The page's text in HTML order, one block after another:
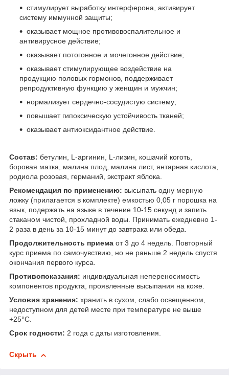
стимулирует выработку интерферона, активирует
систему иммунной защиты;
оказывает мощное противовоспалительное и
антивирусное действие;
оказывает потогонное и мочегонное действие;
оказывает стимулирующее воздействие на
продукцию половых гормонов, поддерживает
репродуктивную функцию у женщин и мужчин;
нормализует сердечно-сосудистую систему;
повышает гипоксическую устойчивость тканей;
оказывает антиоксидантное действие.
Состав: бетулин, L-аргинин, L-лизин, кошачий коготь,
боровая матка, малина плод, малина лист, янтарная кислота,
родиола розовая, германий, экстракт яблока.
Рекомендация по применению: высыпать одну мерную
ложку (прилагается в комплекте) емкостью 0,05 г порошка на
язык, подержать на языке в течение 10-15 секунд и запить
стаканом чистой, прохладной воды. Принимать ежедневно 1-
2 раза в день за 10-15 минут до завтрака или обеда.
Продолжительность приема от 3 до 4 недель. Повторный
курс приема по самочувствию, но не раньше 2 недель спустя
окончания первого курса.
Противопоказания: индивидуальная непереносимость
компонентов продукта, проявленные высыпания на коже.
Условия хранения: хранить в сухом, слабо освещенном,
недоступном для детей месте при температуре не выше
+25°С.
Срок годности: 2 года с даты изготовления.
Скрыть